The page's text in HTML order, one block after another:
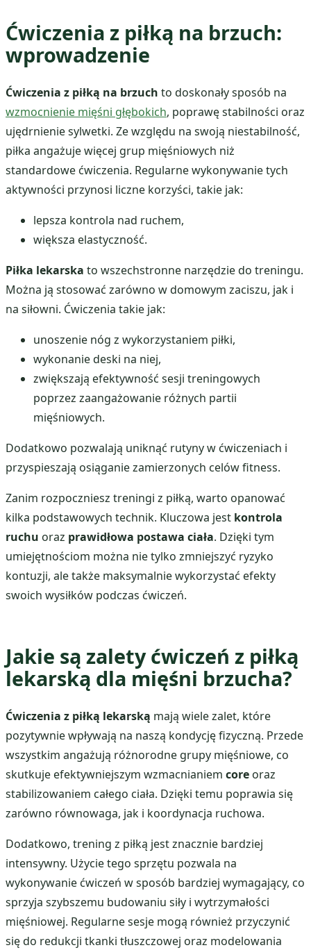
Ćwiczenia z piłką na brzuch:
wprowadzenie
Ćwiczenia z piłką na brzuch to doskonały sposób na
wzmocnienie mięśni głębokich, poprawę stabilności oraz
ujędrnienie sylwetki. Ze względu na swoją niestabilność,
piłka angażuje więcej grup mięśniowych niż
standardowe ćwiczenia. Regularne wykonywanie tych
aktywności przynosi liczne korzyści, takie jak:
lepsza kontrola nad ruchem,
większa elastyczność.
Piłka lekarska to wszechstronne narzędzie do treningu.
Można ją stosować zarówno w domowym zaciszu, jak i
na siłowni. Ćwiczenia takie jak:
unoszenie nóg z wykorzystaniem piłki,
wykonanie deski na niej,
zwiększają efektywność sesji treningowych
poprzez zaangażowanie różnych partii
mięśniowych.
Dodatkowo pozwalają uniknąć rutyny w ćwiczeniach i
przyspieszają osiąganie zamierzonych celów fitness.
Zanim rozpoczniesz treningi z piłką, warto opanować
kilka podstawowych technik. Kluczowa jest kontrola
ruchu oraz prawidłowa postawa ciała. Dzięki tym
umiejętnościom można nie tylko zmniejszyć ryzyko
kontuzji, ale także maksymalnie wykorzystać efekty
swoich wysiłków podczas ćwiczeń.
Jakie są zalety ćwiczeń z piłką
lekarską dla mięśni brzucha?
Ćwiczenia z piłką lekarską mają wiele zalet, które
pozytywnie wpływają na naszą kondycję fizyczną. Przede
wszystkim angażują różnorodne grupy mięśniowe, co
skutkuje efektywniejszym wzmacnianiem core oraz
stabilizowaniem całego ciała. Dzięki temu poprawia się
zarówno równowaga, jak i koordynacja ruchowa.
Dodatkowo, trening z piłką jest znacznie bardziej
intensywny. Użycie tego sprzętu pozwala na
wykonywanie ćwiczeń w sposób bardziej wymagający, co
sprzyja szybszemu budowaniu siły i wytrzymałości
mięśniowej. Regularne sesje mogą również przyczynić
się do redukcji tkanki tłuszczowej oraz modelowania